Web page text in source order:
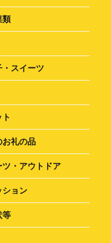
類
・スイーツ
お礼の品
ツ・アウトドア
ション
等